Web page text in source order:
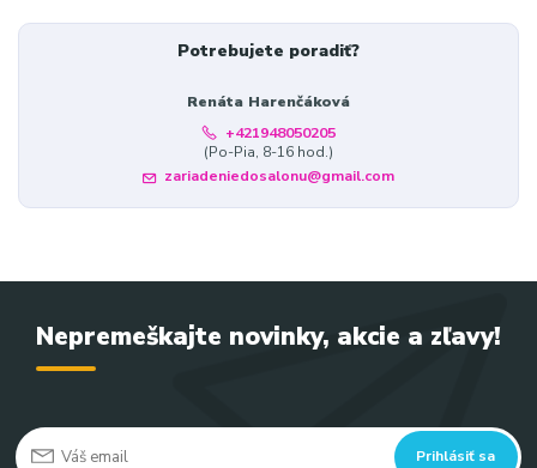
Potrebujete poradiť?
Renáta Harenčáková
+421948050205
(Po-Pia, 8-16 hod.)
zariadeniedosalonu@gmail.com
Nepremeškajte novinky, akcie a zľavy!
Prihlásiť sa